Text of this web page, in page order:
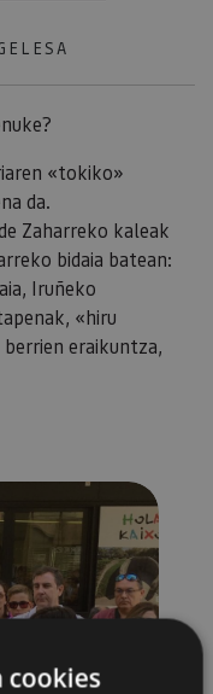
«tokiko»
da.
Zaharreko kaleak
bidaia batean:
Iruñeko
«hiru
eraikuntza,
cookies